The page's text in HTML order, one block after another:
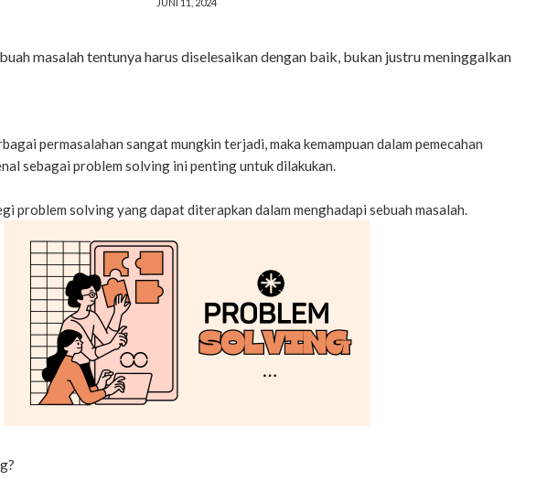
masalah tentunya harus diselesaikan dengan baik, bukan justru meninggalkan
permasalahan sangat mungkin terjadi, maka kemampuan dalam pemecahan
sebagai problem solving ini penting untuk dilakukan.
problem solving yang dapat diterapkan dalam menghadapi sebuah masalah.